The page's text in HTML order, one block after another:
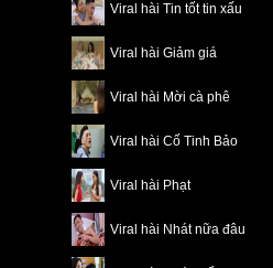
Viral hài Tin tốt tin xấu
Viral hài Giảm giá
Viral hài Mời cà phê
Viral hài Cố Tinh Bảo
Viral hài Phạt
Viral hài Nhát nữa đâu